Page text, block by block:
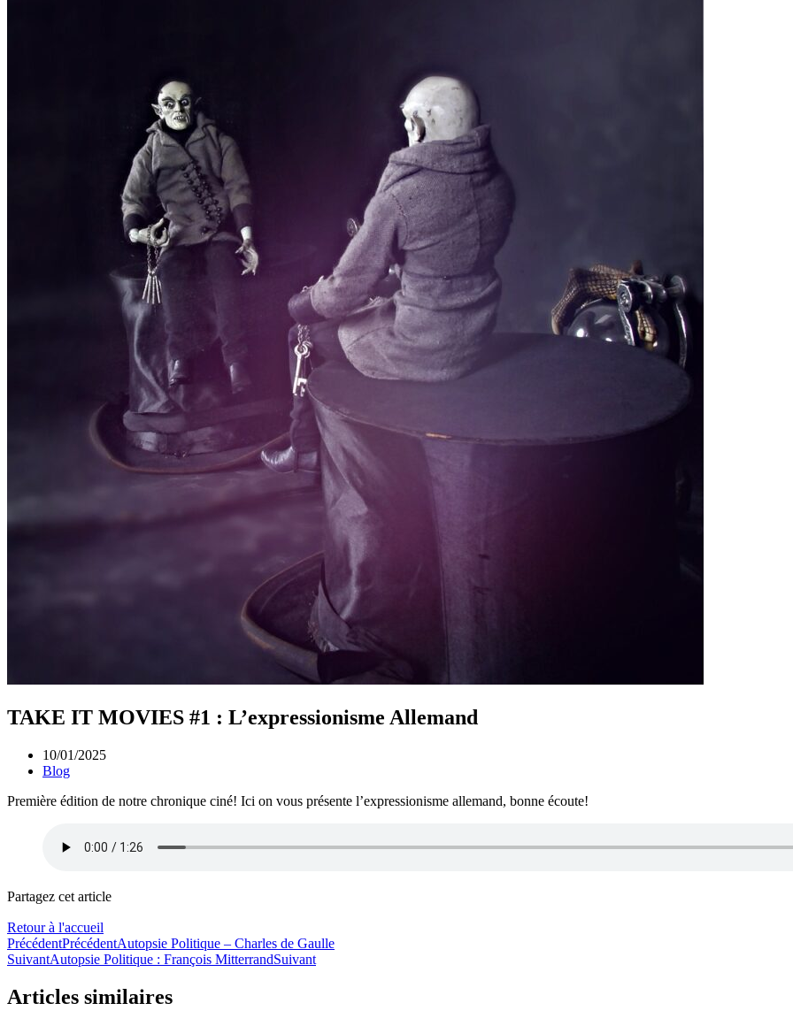
TAKE IT MOVIES #1 : L’expressionisme Allemand
10/01/2025
Blog
Première édition de notre chronique ciné! Ici on vous présente l’expressionisme allemand, bonne écoute!
Partagez cet article
Retour à l'accueil
PrécédentPrécédentAutopsie Politique – Charles de Gaulle
SuivantAutopsie Politique : François MitterrandSuivant
Articles similaires